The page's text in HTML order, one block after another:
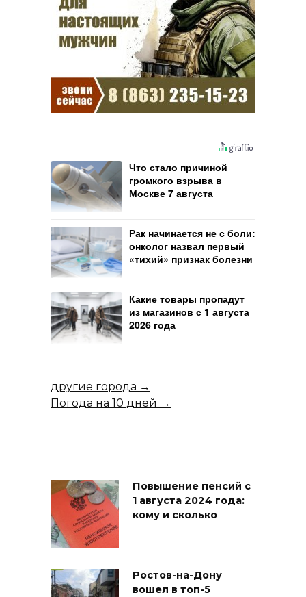
Что стало причиной
громкого взрыва в
Москве 7 августа
Рак начинается не с боли:
онколог назвал первый
«тихий» признак болезни
Какие товары пропадут
из магазинов с 1 августа
2026 года
другие города →
Погода на 10 дней →
Повышение пенсий с
1 августа 2024 года:
кому и сколько
Ростов-на-Дону
вошел в топ-5